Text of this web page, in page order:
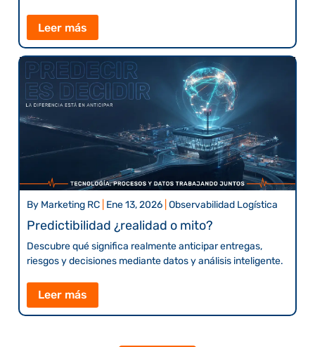
Leer más
By Marketing RC Ene 13, 2026 |Observabilidad Logística
Predictibilidad ¿realidad o mito?
Descubre qué significa realmente anticipar entregas,
riesgos y decisiones mediante datos y análisis inteligente.
Leer más